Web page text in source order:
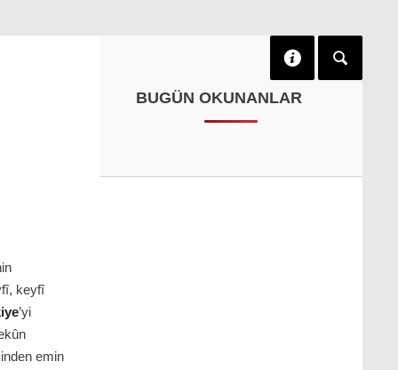
keyfî
’yi
emin
BUGÜN OKUNANLAR